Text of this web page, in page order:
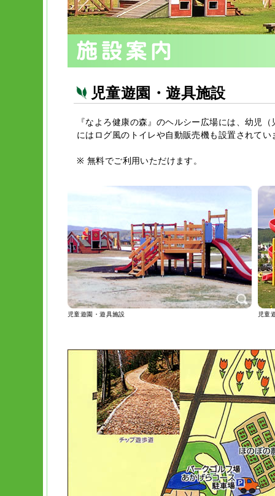
児童遊園・遊具施設
『なよろ健康の森』のヘルシー広場には、幼児
にはログ風のトイレや自動販売機も設置されてい
※ 無料でご利用いただけます。
児童遊園・遊具施設 児童